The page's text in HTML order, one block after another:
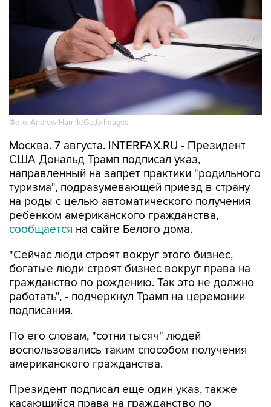
Фото: Andrew Harnik/Getty Images
Москва. 7 августа. INTERFAX.RU - Президент
США Дональд Трамп подписал указ,
направленный на запрет практики "родильного
туризма", подразумевающей приезд в страну
на роды с целью автоматического получения
ребенком американского гражданства,
сообщается на сайте Белого дома.
"Сейчас люди строят вокруг этого бизнес,
богатые люди строят бизнес вокруг права на
гражданство по рождению. Так это не должно
работать", - подчеркнул Трамп на церемонии
подписания.
По его словам, "сотни тысяч" людей
воспользовались таким способом получения
американского гражданства.
Президент подписал еще один указ, также
касающийся права на гражданство по